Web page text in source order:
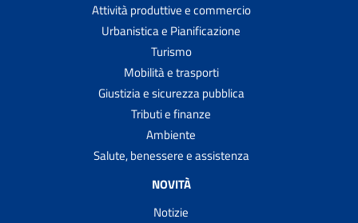
Attività produttive e commercio
Urbanistica e Pianificazione
Turismo
Mobilità e trasporti
Giustizia e sicurezza pubblica
Tributi e finanze
Ambiente
Salute, benessere e assistenza
NOVITÀ
Notizie